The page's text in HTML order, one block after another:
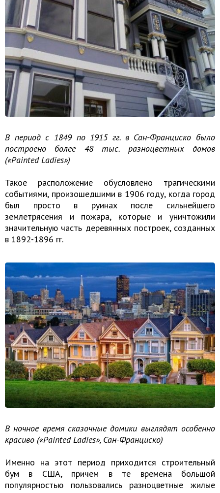
В период с 1849 по 1915 гг. в Сан-Франциско было
построено более 48 тыс. разноцветных домов
(«Painted Ladies»)
Такое расположение обусловлено трагическими
событиями, произошедшими в 1906 году, когда город
был просто в руинах после сильнейшего
землетрясения и пожара, которые и уничтожили
значительную часть деревянных построек, созданных
в 1892-1896 гг.
В ночное время сказочные домики выглядят особенно
красиво («Painted Ladies», Сан-Франциско)
Именно на этот период приходится строительный
бум в США, причем в те времена большой
популярностью пользовались разноцветные жилые